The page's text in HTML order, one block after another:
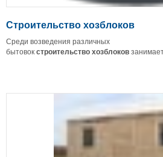
Строительство хозблоков
Среди возведения различных
бытовокстроительствохозблоков